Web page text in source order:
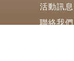
活動訊息
聯絡我們